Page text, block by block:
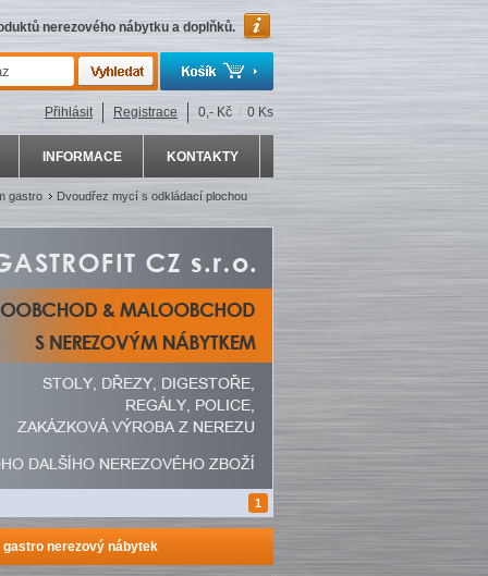
nerezového nábytku a doplňků.
Přihlásit Registrace 0,- Kč / 0 Ks
INFORMACE KONTAKTY
gastro Dvoudřez mycí s odkládací plochou
1
nerezový nábytek